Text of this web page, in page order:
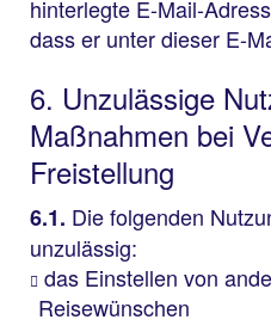
hinterlegte E-Mail-
dass er unter dieser E-
6. Unzulässige
Maßnahmen bei
Freistellung
6.1. Die folgenden
unzulässig:
das Einstellen von
Reisewünschen